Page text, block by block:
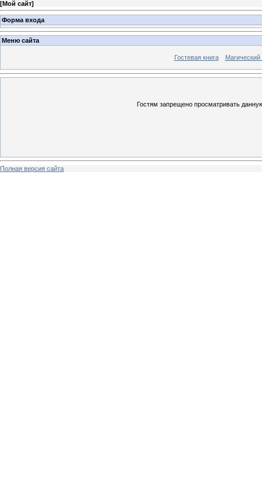
[Мой сайт]
Форма входа
Меню сайта
Гостевая книга Магический
Гостям запрещено просматривать
Полная версия сайта